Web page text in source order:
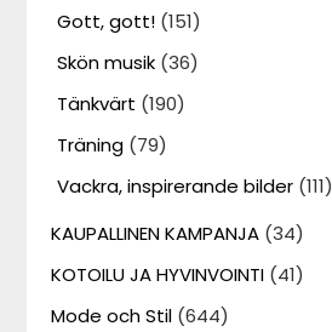
Gott, gott! (151)
Skön musik (36)
Tänkvärt (190)
Träning (79)
Vackra, inspirerande bilder (111)
KAUPALLINEN KAMPANJA (34)
KOTOILU JA HYVINVOINTI (41)
Mode och Stil (644)